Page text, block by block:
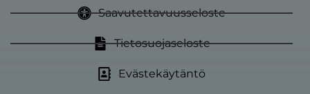
Saavutettavuusseloste
Tietosuojaseloste
Evästekäytäntö